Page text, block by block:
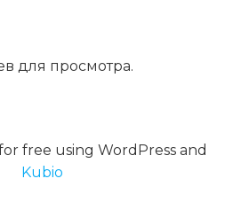
для просмотра.
free using WordPress and
Kubio